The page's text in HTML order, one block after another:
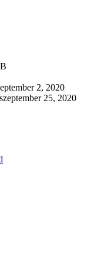
2, 2020
szeptember 25, 2020